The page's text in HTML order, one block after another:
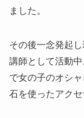
ました。
その後一念発起
講師として活動
で女の子のオシ
石を使ったアクセ